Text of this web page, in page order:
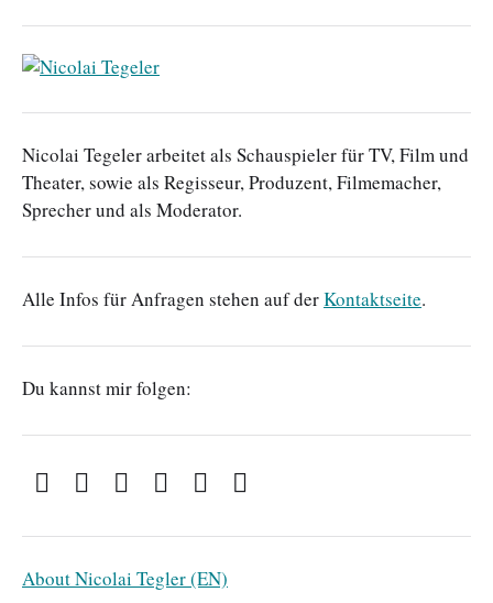
Nicolai Tegeler arbeitet als Schauspieler für TV, Film und
Theater, sowie als Regisseur, Produzent, Filmemacher,
Sprecher und als Moderator.
Alle Infos für Anfragen stehen auf derKontaktseite.
Du kannst mir folgen:
About Nicolai Tegler (EN)